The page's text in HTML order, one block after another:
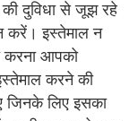
दुविधा से जूझ रहे
करें। इस्तेमाल न
करना आपको
करने की
जिनके लिए इसका